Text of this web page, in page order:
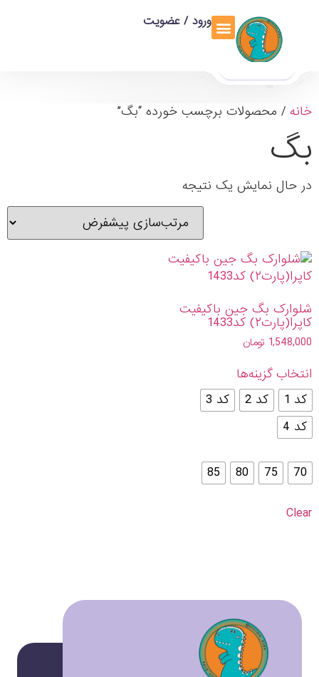
ورود / عضویت
خانه / محصولات برچسب خورده “بگ”
بگ
در حال نمایش یک نتیجه
شلوارک بگ جین باکیفیت
کاپرا(پارت۲) کد1433
1,548,000 تومان
انتخاب گزینه‌ها
کد 1
کد 2
کد 3
کد 4
70
75
80
85
Clear